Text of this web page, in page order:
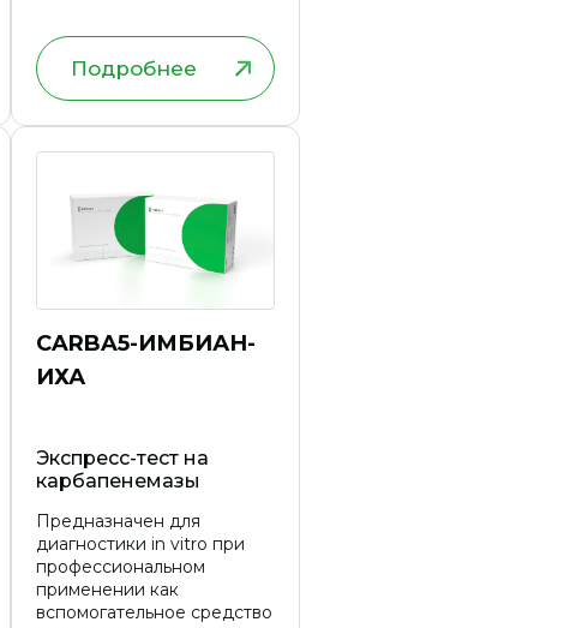
Подробнее
CARBA5-ИМБИАН-
ИХА
Экспресс-тест на
карбапенемазы
Предназначен для
диагностики in vitro при
профессиональном
применении как
вспомогательное средство